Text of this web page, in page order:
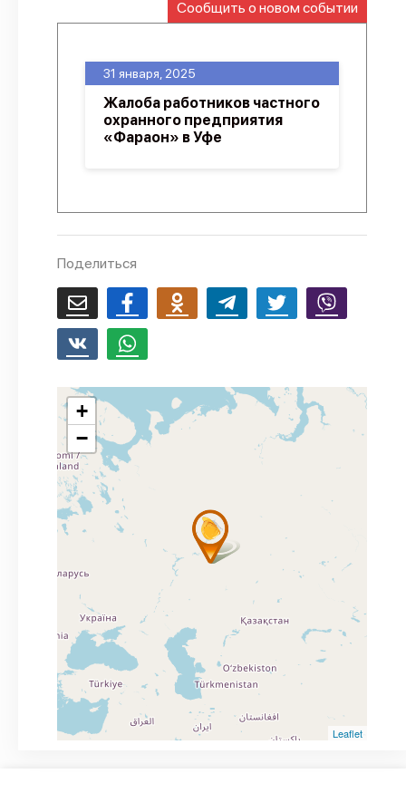
О проекте
Сообщить о новом событии
31 января, 2025
Жалоба работников частного
охранного предприятия
«Фараон» в Уфе
Поделиться
+
−
Leaflet